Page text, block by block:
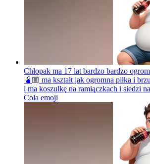
Chłopak ma 17 lat bardzo bardzo
🫄🏼 ma kształt jak ogromna piłka i
i ma koszulkę na ramiączkach i siedzi
Cola emoji